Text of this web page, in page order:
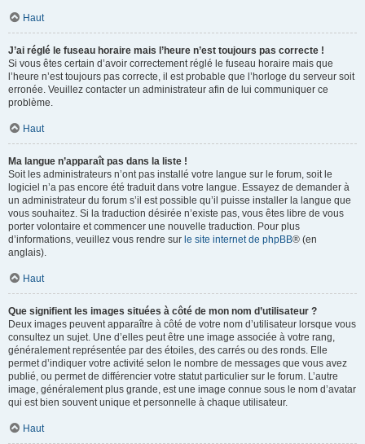
Haut
J’ai réglé le fuseau horaire mais l’heure n’est toujours pas correcte !
Si vous êtes certain d’avoir correctement réglé le fuseau horaire mais que
l’heure n’est toujours pas correcte, il est probable que l’horloge du serveur soit
erronée. Veuillez contacter un administrateur afin de lui communiquer ce
problème.
Haut
Ma langue n’apparaît pas dans la liste !
Soit les administrateurs n’ont pas installé votre langue sur le forum, soit le
logiciel n’a pas encore été traduit dans votre langue. Essayez de demander à
un administrateur du forum s’il est possible qu’il puisse installer la langue que
vous souhaitez. Si la traduction désirée n’existe pas, vous êtes libre de vous
porter volontaire et commencer une nouvelle traduction. Pour plus
d’informations, veuillez vous rendre sur le site internet de phpBB® (en
anglais).
Haut
Que signifient les images situées à côté de mon nom d’utilisateur ?
Deux images peuvent apparaître à côté de votre nom d’utilisateur lorsque vous
consultez un sujet. Une d’elles peut être une image associée à votre rang,
généralement représentée par des étoiles, des carrés ou des ronds. Elle
permet d’indiquer votre activité selon le nombre de messages que vous avez
publié, ou permet de différencier votre statut particulier sur le forum. L’autre
image, généralement plus grande, est une image connue sous le nom d’avatar
qui est bien souvent unique et personnelle à chaque utilisateur.
Haut